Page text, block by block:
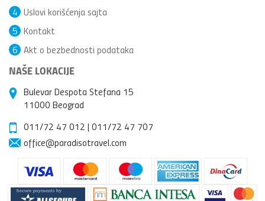
Uslovi korišćenja sajta
4
Kontakt
5
Akt o bezbednosti podataka
6
NAŠE LOKACIJE
Bulevar Despota Stefana 15
11000 Beograd
011/72 47 012 | 011/72 47 707
office@paradisotravel.com